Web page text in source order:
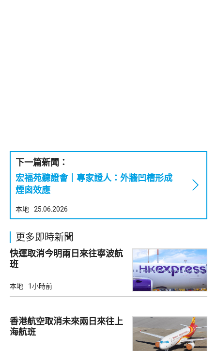
下一篇新聞：
宏福苑聽證會｜專家證人：外牆凹槽形成
煙囪效應
本地 25.06.2026
更多即時新聞
快運取消今明兩日來往寧波航
班
本地 1小時前
香港航空取消未來兩日來往上
海航班